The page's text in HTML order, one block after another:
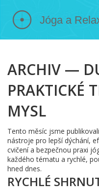
ARCHIV —
PRAKTICKÉ
MYSL
Tento měsíc jsme
nástroje pro lepší dýchání,
cvičení a bezpečnou praxi
každého tématu a rychlé,
hned dnes.
RYCHLÉ